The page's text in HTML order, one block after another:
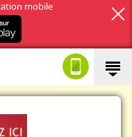
mobile